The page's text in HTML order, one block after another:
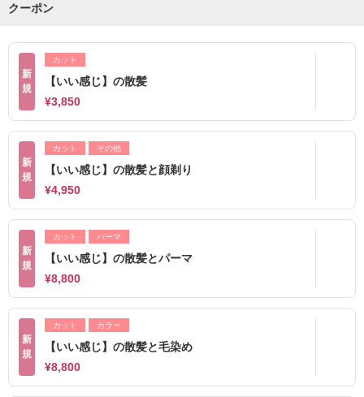
クーポン
新
規
カット
【いい感じ】の散髪
¥3,850
新
規
カット その他
【いい感じ】の散髪と顔剃り
¥4,950
新
規
カット パーマ
【いい感じ】の散髪とパーマ
¥8,800
新
規
カット カラー
【いい感じ】の散髪と毛染め
¥8,800